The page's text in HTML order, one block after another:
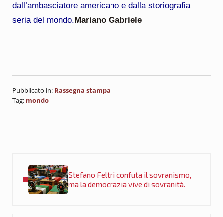
dall’ambasciatore americano e dalla storiografia
seria del mondo.Mariano Gabriele
Pubblicato in: Rassegna stampa
Tag: mondo
Stefano Feltri confuta il sovranismo,
ma la democrazia vive di sovranità.